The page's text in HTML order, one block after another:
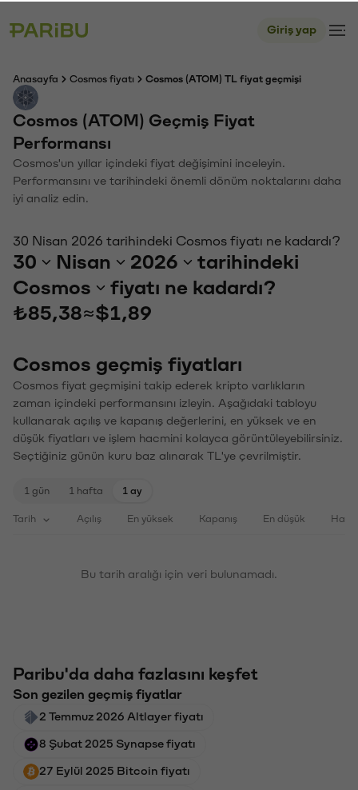
Giriş yap
Anasayfa Cosmos fiyatı Cosmos (ATOM) TL fiyat geçmişi
Cosmos (ATOM) Geçmiş Fiyat
Performansı
Cosmos'un yıllar içindeki fiyat değişimini inceleyin.
Performansını ve tarihindeki önemli dönüm noktalarını daha
iyi analiz edin.
30 Nisan 2026 tarihindeki Cosmos fiyatı ne kadardı?
30 Nisan 2026
tarihindeki
Cosmos
fiyatı ne kadardı?
₺85,38≈$1,89
Cosmos geçmiş fiyatları
Cosmos fiyat geçmişini takip ederek kripto varlıkların
zaman içindeki performansını izleyin. Aşağıdaki tabloyu
kullanarak açılış ve kapanış değerlerini, en yüksek ve en
düşük fiyatları ve işlem hacmini kolayca görüntüleyebilirsiniz.
Seçtiğiniz günün kuru baz alınarak TL'ye çevrilmiştir.
1 gün 1 hafta 1 ay
Tarih Açılış En yüksek Kapanış En düşük
Bu tarih aralığı için veri bulunamadı.
Paribu'da daha fazlasını keşfet
Son gezilen geçmiş fiyatlar
2 Temmuz 2026 Altlayer fiyatı
8 Şubat 2025 Synapse fiyatı
27 Eylül 2025 Bitcoin fiyatı